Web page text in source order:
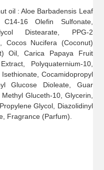
oil : Aloe Barbadensis Leaf
16 Olefin Sulfonate,
Distearate, PPG-2
Cocos Nucifera (Coconut)
Oil, Carica Papaya Fruit
Polyquaternium-10,
Cocamidopropyl
Glucose Dioleate, Guar
Gluceth-10, Glycerin,
Glycol, Diazolidinyl
Fragrance (Parfum).